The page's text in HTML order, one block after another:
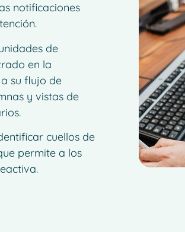
notificaciones
de
en la
su flujo de
y vistas de
cuellos de
permite a los